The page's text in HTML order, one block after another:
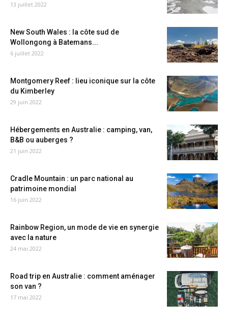
13 juillet 2022
New South Wales : la côte sud de
Wollongong à Batemans...
6 juillet 2022
Montgomery Reef : lieu iconique sur la côte
du Kimberley
29 juin 2022
Hébergements en Australie : camping, van,
B&B ou auberges ?
21 juin 2022
Cradle Mountain : un parc national au
patrimoine mondial
16 juin 2022
Rainbow Region, un mode de vie en synergie
avec la nature
24 mai 2022
Road trip en Australie : comment aménager
son van ?
17 mai 2022